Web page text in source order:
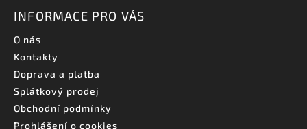
INFORMACE PRO VÁS
O nás
Kontakty
Doprava a platba
Splátkový prodej
Obchodní podmínky
Prohlášení o cookies